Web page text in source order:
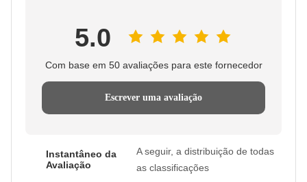
5.0
Com base em 50 avaliações para este fornecedor
Escrever uma avaliação
Instantâneo da
Avaliação
A seguir, a distribuição de todas
as classificações